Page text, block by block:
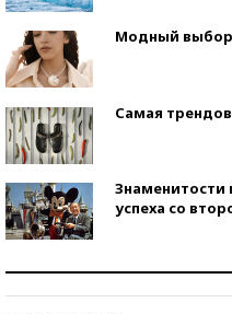
Модный выбор:
Самая
Знаменитости
успеха со